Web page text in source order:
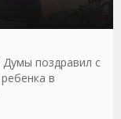
поздравил с
в